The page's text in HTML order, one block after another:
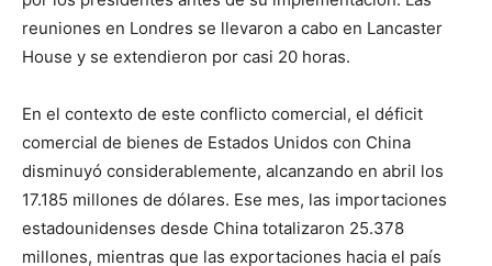
reuniones en Londres se llevaron a cabo en Lancaster
House y se extendieron por casi 20 horas.
En el contexto de este conflicto comercial, el déficit
comercial de bienes de Estados Unidos con China
disminuyó considerablemente, alcanzando en abril los
17.185 millones de dólares. Ese mes, las importaciones
estadounidenses desde China totalizaron 25.378
millones, mientras que las exportaciones hacia el país